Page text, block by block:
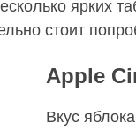
ярких
стоит
Apple
Вкус